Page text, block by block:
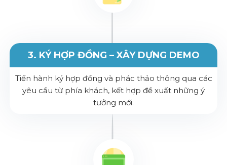
3. KÝ HỢP ĐỒNG – XÂY DỰNG DEMO
Tiến hành ký hợp đồng và phác thảo thông qua các
yêu cầu từ phía khách, kết hợp đề xuất những ý
tưởng mới.